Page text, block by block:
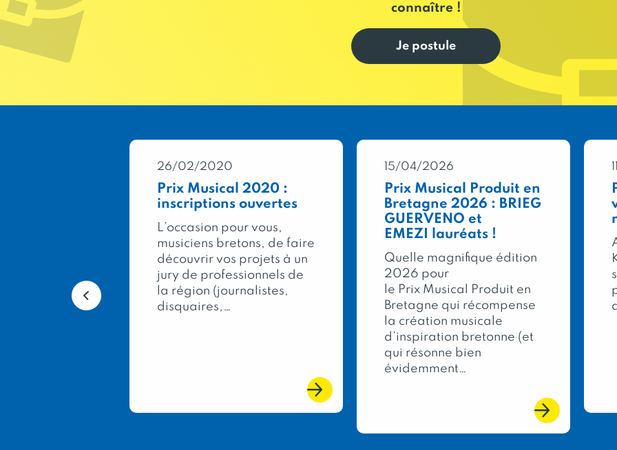
connaître !
Je postule
le Concours
26/02/2020
Prix Musical 2020 :
inscriptions ouvertes
L’occasion pour vous,
musiciens bretons, de faire
découvrir vos projets à un
jury de professionnels de
la région (journalistes,
disquaires,…
15/04/2026
Prix Musical Produit en
Bretagne 2026 : BRIEG
GUERVENO et
EMEZI lauréats !
Quelle magnifique édition
2026 pour
le Prix Musical Produit en
Bretagne qui récompense
la création musicale
d’inspiration bretonne (et
qui résonne bien
évidemment…